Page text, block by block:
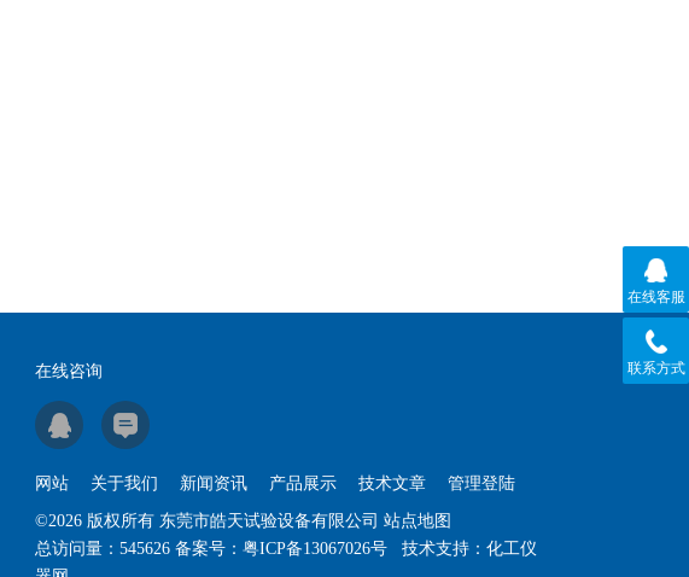
在线咨询
网站 关于我们 新闻资讯 产品展示 技术文章 管理登陆
©2026 版权所有 东莞市皓天试验设备有限公司 站点地图
总访问量： 545626 备案号：粤ICP备13067026号 技术支持： 化工仪
在线客服
联系方式